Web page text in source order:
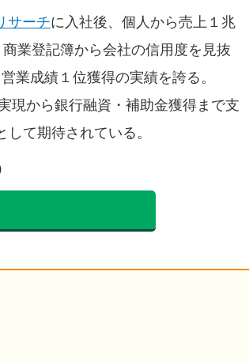
サーチに入社後、個人から売上１兆
業登記簿から会社の信用度を見抜
業成績１位獲得の実績を誇る。
現から銀行融資・補助金獲得まで支
て期待されている。